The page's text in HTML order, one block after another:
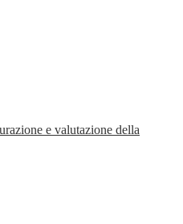
e valutazione della